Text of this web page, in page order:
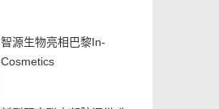
智源生物亮相巴黎In-
Cosmetics